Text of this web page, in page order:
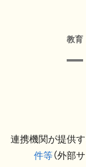
教育
連携機関が提供
件等（外部